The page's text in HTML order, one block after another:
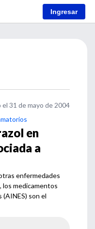
Ingresar
el 31 de mayo de 2004
en
a
enfermedades
los medicamentos
son el